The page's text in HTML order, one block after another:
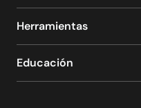
Herramientas
Educación